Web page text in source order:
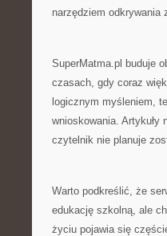
narzędziem odkrywania
SuperMatma.pl buduje
czasach, gdy coraz
logicznym myśleniem,
wnioskowania. Artykuły
czytelnik nie planuje
Warto podkreślić, że
edukację szkolną, ale
życiu pojawia się